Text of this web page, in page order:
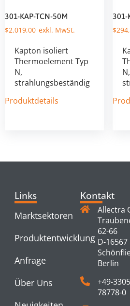
301-KAP-TCN-50M
$2.019,00
Kapton isoliert
Thermoelement Typ
N,
strahlungsbeständig
Produktdetails
301-
$
N,
Links
Marktsektoren
Produktentwicklung
Anfrage
Über Uns
Kontakt
Allectra
62-66
D-16567
Berlin
+49-
78778-0